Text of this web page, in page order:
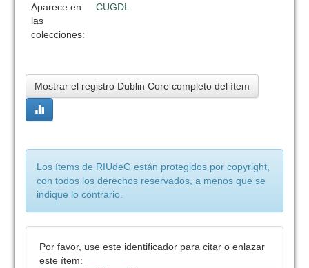
Aparece en
las
colecciones:
CUGDL
Mostrar el registro Dublin Core completo del ítem
Los ítems de RIUdeG están protegidos por copyright,
con todos los derechos reservados, a menos que se
indique lo contrario.
Por favor, use este identificador para citar o enlazar
este ítem: